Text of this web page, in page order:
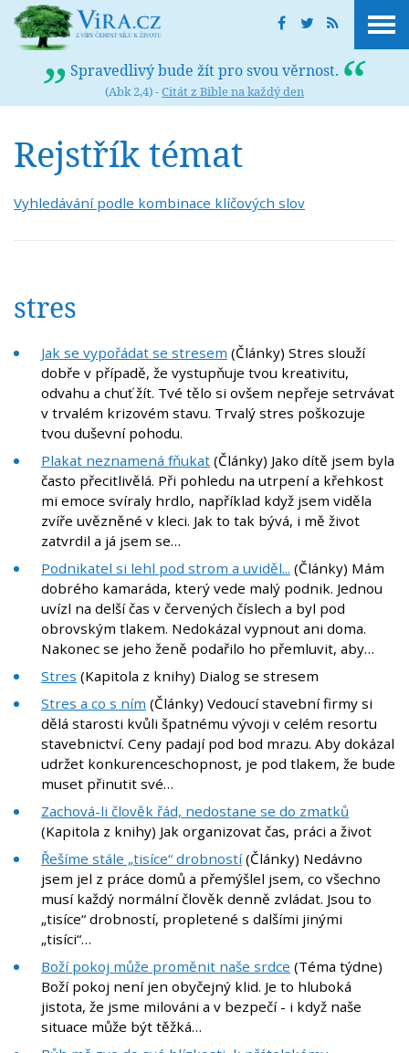
Spravedlivý bude žít pro svou věrnost.
(Abk 2,4) -Citát z Bible na každý den
Rejstřík témat
Vyhledávání podle kombinace klíčových slov
stres
Jak se vypořádat se stresem (Články) Stres slouží
dobře v případě, že vystupňuje tvou kreativitu,
odvahu a chuť žít. Tvé tělo si ovšem nepřeje setrvávat
v trvalém krizovém stavu. Trvalý stres poškozuje
tvou duševní pohodu.
Plakat neznamená fňukat (Články) Jako dítě jsem byla
často přecitlivělá. Při pohledu na utrpení a křehkost
mi emoce svíraly hrdlo, například když jsem viděla
zvíře uvězněné v kleci. Jak to tak bývá, i mě život
zatvrdil a já jsem se…
Podnikatel si lehl pod strom a uviděl... (Články) Mám
dobrého kamaráda, který vede malý podnik. Jednou
uvízl na delší čas v červených číslech a byl pod
obrovským tlakem. Nedokázal vypnout ani doma.
Nakonec se jeho ženě podařilo ho přemluvit, aby…
Stres (Kapitola z knihy) Dialog se stresem
Stres a co s ním (Články) Vedoucí stavební firmy si
dělá starosti kvůli špatnému vývoji v celém resortu
stavebnictví. Ceny padají pod bod mrazu. Aby dokázal
udržet konkurenceschopnost, je pod tlakem, že bude
muset přinutit své…
Zachová-li člověk řád, nedostane se do zmatků
(Kapitola z knihy) Jak organizovat čas, práci a život
Řešíme stále „tisíce“ drobností(Články) Nedávno
jsem jel z práce domů a přemýšlel jsem, co všechno
musí každý normální člověk denně zvládat. Jsou to
„tisíce“ drobností, propletené s dalšími jinými
„tisíci“…
Boží pokoj může proměnit naše srdce (Téma týdne)
Boží pokoj není jen obyčejný klid. Je to hluboká
jistota, že jsme milováni a v bezpečí - i když naše
situace může být těžká…